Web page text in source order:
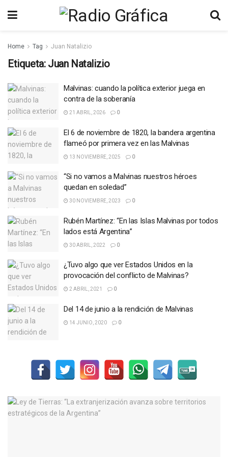
Home Tag Juan Natalizio
Etiqueta: Juan Natalizio
Malvinas: cuando la política exterior juega en
contra de la soberanía
21 ABRIL, 2026 0
El 6 de noviembre de 1820, la bandera argentina
flameó por primera vez en las Malvinas
13 NOVIEMBRE, 2025 0
“Si no vamos a Malvinas nuestros héroes
quedan en soledad”
30 NOVIEMBRE, 2023 0
Rubén Martínez: “En las Islas Malvinas por todos
lados está Argentina”
30 ABRIL, 2022 0
¿Tuvo algo que ver Estados Unidos en la
provocación del conflicto de Malvinas?
2 ABRIL, 2021 0
Del 14 de junio a la rendición de Malvinas
14 JUNIO, 2020 0